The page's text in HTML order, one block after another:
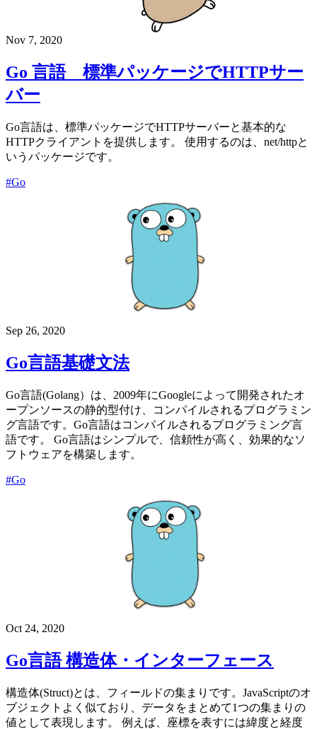
Nov 7, 2020
Go 言語 標準パッケージでHTTPサー
バー
Go言語は、標準パッケージでHTTPサーバーと基本的な
HTTPクライアントを提供します。 使用するのは、net/httpと
いうパッケージです。
#Go
Sep 26, 2020
Go言語基礎文法
Go言語(Golang）は、2009年にGoogleによって開発されたオ
ープンソースの静的型付け、コンパイルされるプログラミン
グ言語です。Go言語はコンパイルされるプログラミング言
語です。 Go言語はシンプルで、信頼性が高く、効果的なソ
フトウェアを構築します。
#Go
Oct 24, 2020
Go言語 構造体・インターフェース
構造体(Struct)とは、フィールドの集まりです。JavaScriptのオ
ブジェクトよく似ており、データをまとめて1つの集まりの
値として表現します。 例えば、座標を表すには緯度と経度